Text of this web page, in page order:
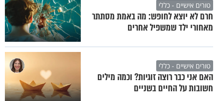
טורים אישיים - כללי
חרם לא יוצא לחופש: מה באמת מסתתר
מאחורי ילד שמשפיל אחרים
טורים אישיים - כללי
האם אני כבר רוצה זוגיות? וכמה מילים
חשובות על החיים בשניים